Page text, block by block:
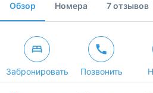
Обзор Номера 7 отзывов
Забронировать Позвонить